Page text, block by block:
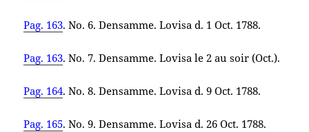
Pag. 163. No. 6. Densamme. Lovisa d. 1 Oct. 1788.
Pag. 163. No. 7. Densamme. Lovisa le 2 au soir (Oct.).
Pag. 164. No. 8. Densamme. Lovisa d. 9 Oct. 1788.
Pag. 165. No. 9. Densamme. Lovisa d. 26 Oct. 1788.